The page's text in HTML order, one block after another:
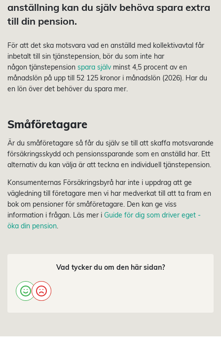
anställning kan du själv behöva spara extra
till din pension.
För att det ska motsvara vad en anställd med kollektivavtal får
inbetalt till sin tjänstepension, bör du som inte har
någon tjänstepension spara självminst 4,5 procent av en
månadslön på upp till 52 125 kronor i månadslön (2026). Har du
en lön över det behöver du spara mer.
Småföretagare
Är du småföretagare så får du själv se till att skaffa motsvarande
försäkringsskydd och pensionssparande som en anställd har. Ett
alternativ du kan välja är att teckna en individuell tjänstepension.
Konsumenternas Försäkringsbyrå har inte i uppdrag att ge
vägledning till företagare men vi har medverkat till att ta fram en
bok om pensioner för småföretagare. Den kan ge viss
information i frågan. Läs mer i Guide för dig som driver eget -
öka din pension
Vad tycker du om den här sidan?